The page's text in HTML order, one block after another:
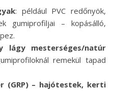
: például PVC redőnyök,
gumiprofiljai – kopásálló,
lágy mesterséges/natúr
remekül tapad
(GRP) – hajótestek, kerti